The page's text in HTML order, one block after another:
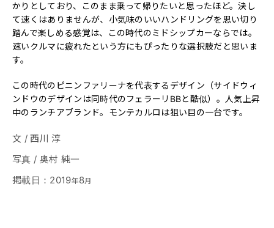
かりとしており、このまま乗って帰りたいと思ったほど。決し
て速くはありませんが、小気味のいいハンドリングを思い切り
踏んで楽しめる感覚は、この時代のミドシップカーならでは。
速いクルマに疲れたという方にもぴったりな選択肢だと思いま
す。
この時代のピニンファリーナを代表するデザイン（サイドウィ
ンドウのデザインは同時代のフェラーリBBと酷似）。人気上昇
中のランチアブランド。モンテカルロは狙い目の一台です。
文 /西川 淳
写真 / 奥村 純一
掲載日 ： 2019年8月